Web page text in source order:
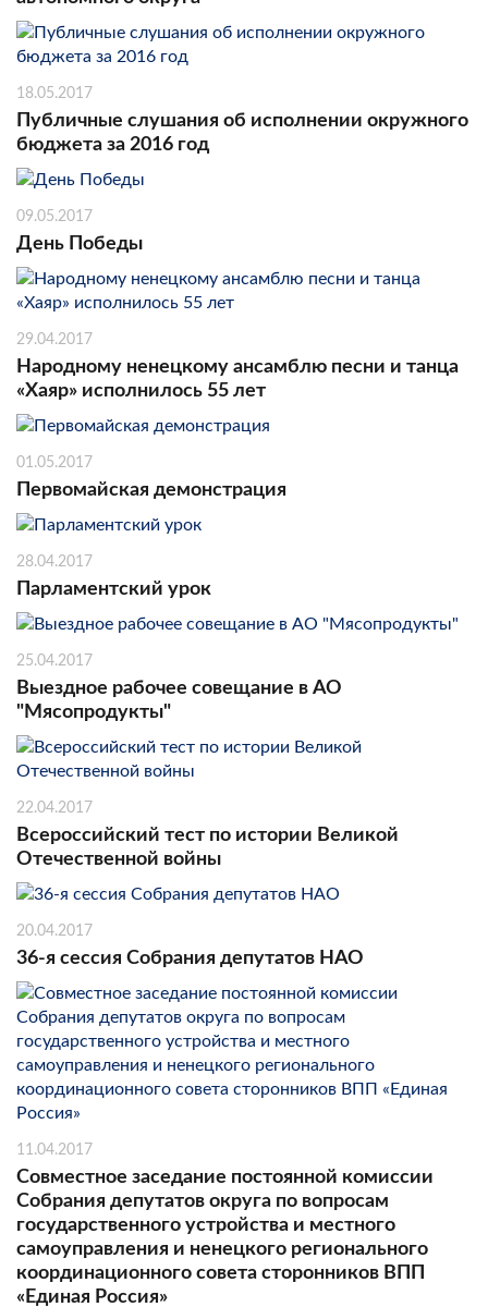
18.05.2017
Публичные слушания об исполнении окружного
бюджета за 2016 год
09.05.2017
День Победы
29.04.2017
Народному ненецкому ансамблю песни и танца
«Хаяр» исполнилось 55 лет
01.05.2017
Первомайская демонстрация
28.04.2017
Парламентский урок
25.04.2017
Выездное рабочее совещание в АО
"Мясопродукты"
22.04.2017
Всероссийский тест по истории Великой
Отечественной войны
20.04.2017
36-я сессия Собрания депутатов НАО
11.04.2017
Совместное заседание постоянной комиссии
Собрания депутатов округа по вопросам
государственного устройства и местного
самоуправления и ненецкого регионального
координационного совета сторонников ВПП
«Единая Россия»